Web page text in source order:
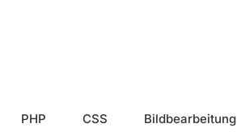
PHP CSS Bildbearbeitung